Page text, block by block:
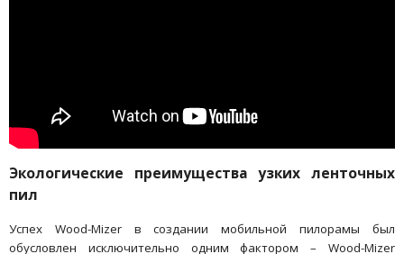
Экологические преимущества узких ленточных
пил
Успех Wood-Mizer в создании мобильной пилорамы был
обусловлен исключительно одним фактором – Wood-Mizer